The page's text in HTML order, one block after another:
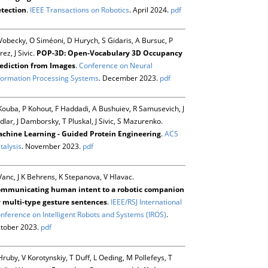
. IEEE Transactions on Robotics. April 2024. pdf
O Siméoni, D Hurych, S Gidaris, A Bursuc, P
J Sivic. POP-3D: Open-Vocabulary 3D Occupancy
from Images.Conference on Neural
Processing Systems. December 2023. pdf
P Kohout, F Haddadi, A Bushuiev, R Samusevich, J
J Damborsky, T Pluskal, J Sivic, S Mazurenko.
Learning - Guided Protein Engineering.ACS
. November 2023. pdf
J K Behrens, K Stepanova, V Hlavac.
human intent to a robotic companion
multi-type gesture sentences. IEEE/RSJ International
on Intelligent Robots and Systems (IROS).
2023. pdf
V Korotynskiy, T Duff, L Oeding, M Pollefeys, T